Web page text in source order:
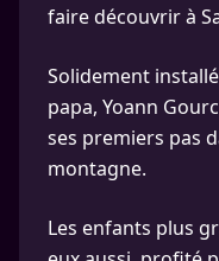
faire découvrir à
Solidement
papa, Yoann
ses premiers pas
montagne.
Les enfants plus